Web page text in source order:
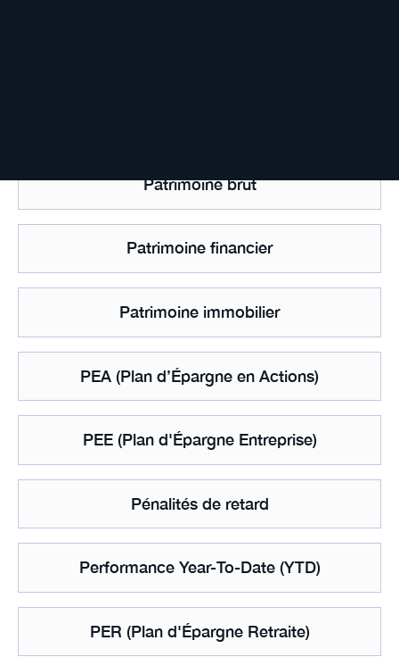
Patrimoine brut
Patrimoine financier
Patrimoine immobilier
PEA (Plan d’Épargne en Actions)
PEE (Plan d'Épargne Entreprise)
Pénalités de retard
Performance Year-To-Date (YTD)
PER (Plan d'Épargne Retraite)